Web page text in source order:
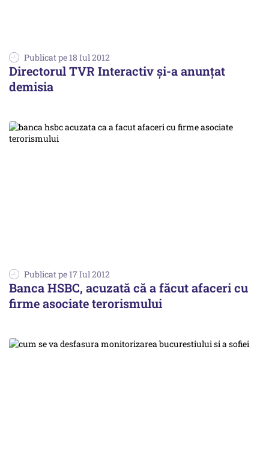
Publicat pe 18 Iul 2012
Directorul TVR Interactiv și-a anunţat
demisia
Publicat pe 17 Iul 2012
Banca HSBC, acuzată că a făcut afaceri cu
firme asociate terorismului